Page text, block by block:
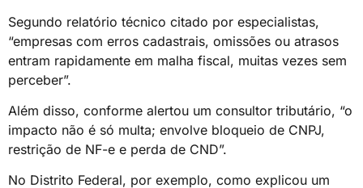
Segundo relatório técnico citado por especialistas,
“empresas com erros cadastrais, omissões ou atrasos
entram rapidamente em malha fiscal, muitas vezes sem
perceber”.
Além disso, conforme alertou um consultor tributário, “o
impacto não é só multa; envolve bloqueio de CNPJ,
restrição de NF-e e perda de CND”.
No Distrito Federal, por exemplo, como explicou um